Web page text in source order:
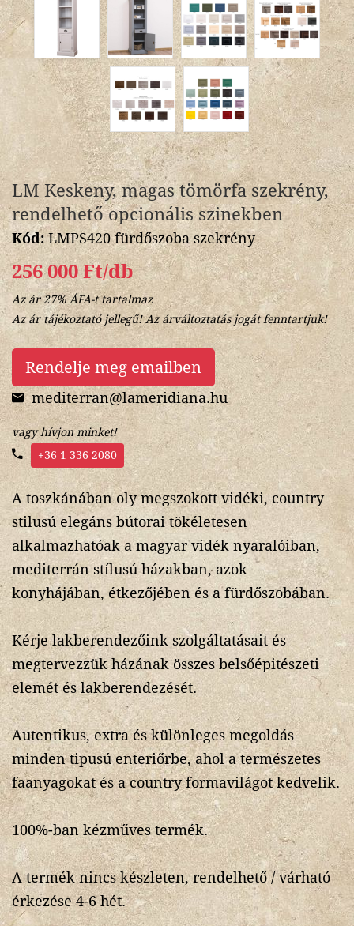
LM Keskeny, magas tömörfa szekrény,
rendelhető opcionális szinekben
Kód:LMPS420 fürdőszoba szekrény
256 000 Ft/db
Az ár 27% ÁFA-t tartalmaz
Az ár tájékoztató jellegű! Az árváltoztatás jogát fenntartjuk!
Rendelje meg emailben
mediterran@lameridiana.hu
vagy hívjon minket!
+36 1 336 2080
A toszkánában oly megszokott vidéki, country
stilusú elegáns bútorai tökéletesen
alkalmazhatóak a magyar vidék nyaralóiban,
mediterrán stílusú házakban, azok
konyhájában, étkezőjében és a fürdőszobában.
Kérje lakberendezőink szolgáltatásait és
megtervezzük házának összes belsőépitészeti
elemét és lakberendezését.
Autentikus, extra és különleges megoldás
minden tipusú enteriőrbe, ahol a természetes
faanyagokat és a country formavilágot kedvelik.
100%-ban kézműves termék.
A termék nincs készleten, rendelhető / várható
érkezése 4-6 hét.